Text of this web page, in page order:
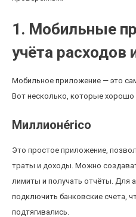
1. Мобильные
учёта расходов
Мобильное приложение — это
Вот несколько, которые хорошо
Миллионérico
Это простое приложение,
траты и доходы. Можно
лимиты и получать отчёты. Для
подключить банковские счета,
подтягивались.